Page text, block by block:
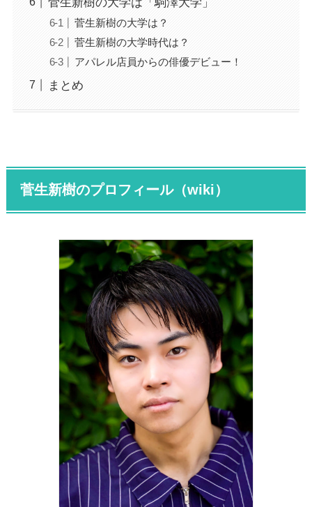
菅生新樹の大学は？
菅生新樹の大学時代は？
アパレル店員からの俳優デビュー！
まとめ
菅生新樹のプロフィール（wiki）